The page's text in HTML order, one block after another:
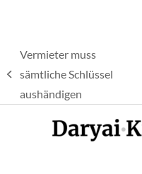
vorheriger
Beitrag:
Vermieter muss
sämtliche Schlüssel
aushändigen